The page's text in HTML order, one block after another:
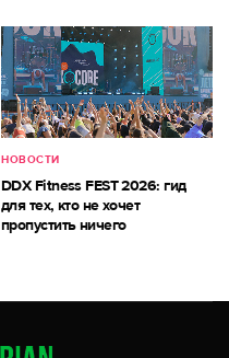
НОВОСТИ
DDX Fitness FEST 2026: гид
для тех, кто не хочет
пропустить ничего